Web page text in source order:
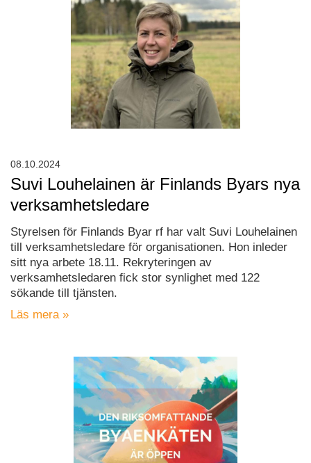
Suvi Louhelainen är Finlands Byars nya
verksamhetsledare
Styrelsen för Finlands Byar rf har valt Suvi Louhelainen
till verksamhetsledare för organisationen. Hon inleder
sitt nya arbete 18.11. Rekryteringen av
verksamhetsledaren fick stor synlighet med 122
sökande till tjänsten.
Läs mera »
08.10.2024